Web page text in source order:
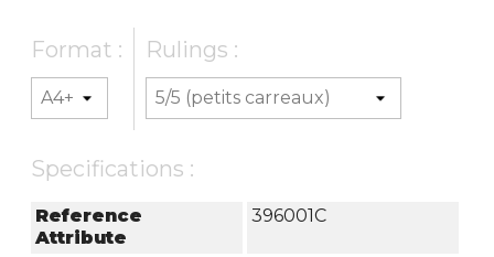
Format : Rulings :
Specifications :
Reference
Attribute
396001C